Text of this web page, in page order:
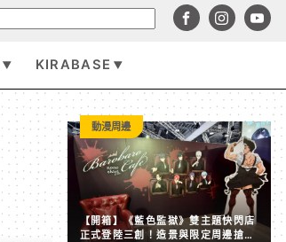
KIRABASE
遊戲資訊
【開箱】《藍色監獄》雙主題快閃店
正式登陸三創！造景與限定周邊搶先
動漫周邊